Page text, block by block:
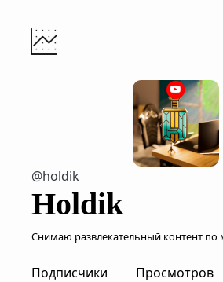
@holdik
Holdik
Снимаю развлекательный контент
Подписчики Просмотров